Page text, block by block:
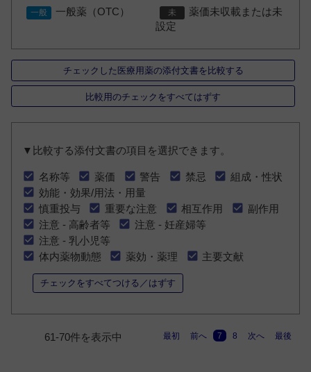
一般薬（OTC）
薬価未収載または未
設定
チェックした医療用薬の添付文書を比較する
比較用のチェックをすべてはずす
▼比較する添付文書の項目を選択できます。
名称等 薬価 警告 禁忌
組成・性状
効能・効果/用法・用量
慎重投与
重要な注意 相互作用
副作用
注意 - 高齢者等
注意 - 妊産婦等
注意 - 乳小児等
体内薬物動態
薬効・薬理 主要文献
チェックをすべてつける／はずす
61-70件を表示中 最初 前へ 7 8 次へ 最後